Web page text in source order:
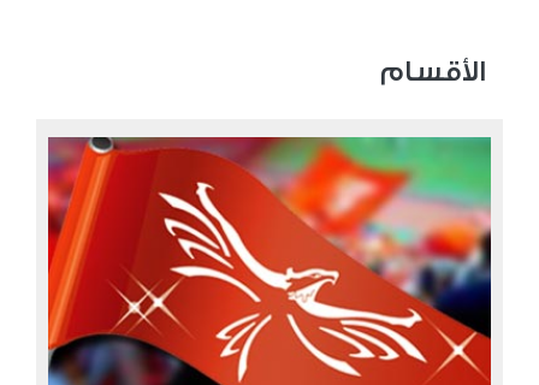
الأقسام